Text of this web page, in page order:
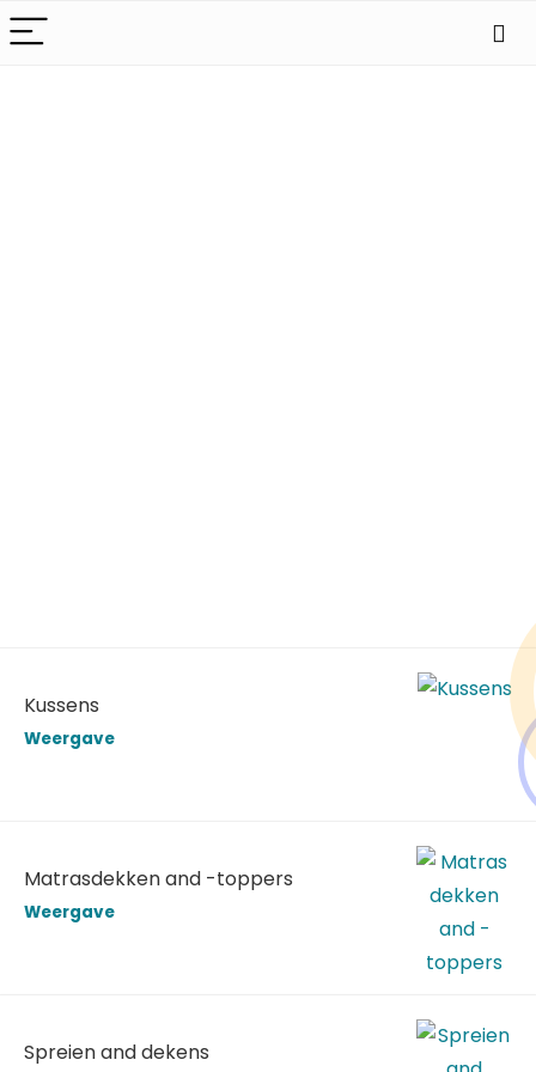
Kussens
Weergave
Matrasdekken and -toppers
Weergave
Spreien and dekens